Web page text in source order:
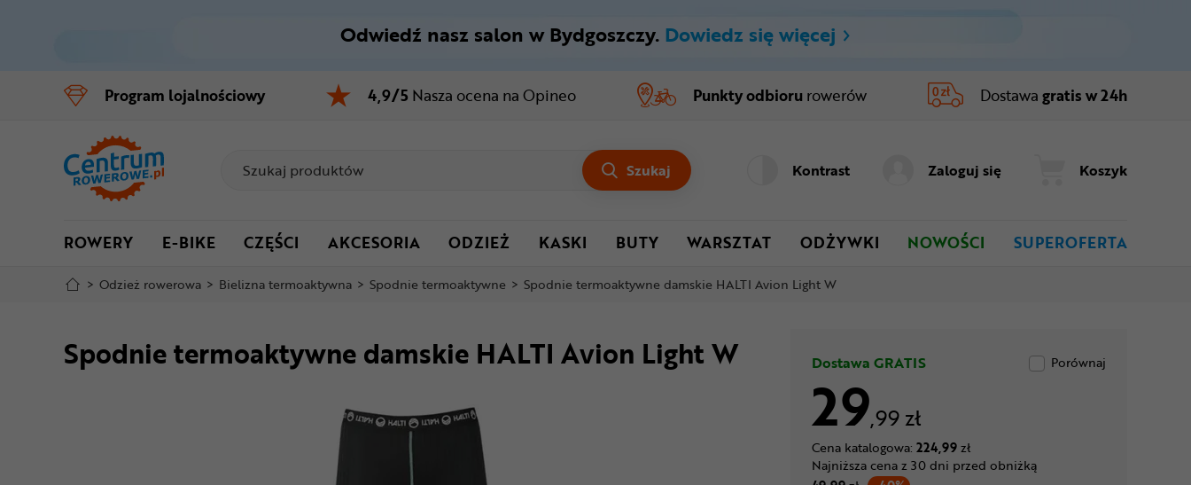
Menu główne
Informacje o produkcie
Do koszyka
Szczegółowe informacje
Mapa strony
Odwiedź nasz salon w Bydgoszczy. Dowiedz się więcej
Program lojalnościowy 4,9/5 Nasza ocena na Opineo Punkty odbioru rowerów Dostawa gratis w 24h
Szukaj Kontrast Zaloguj się Koszyk
ROWERY E-BIKE CZĘŚCI AKCESORIA ODZIEŻ KASKI BUTY WARSZTAT ODŻYWKI NOWOŚCI SUPEROFERTA
> Odzież rowerowa > Bielizna termoaktywna > Spodnie termoaktywne > Spodnie termoaktywne damskie HALTI Avion Light W
Spodnie termoaktywne damskie HALTI Avion Light W Dostawa GRATIS Porównaj
29,99 zł
Cena katalogowa: 224,99zł
Najniższa cena z 30 dni przed obniżką